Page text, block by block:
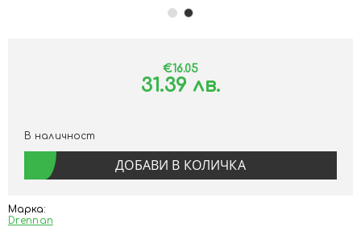
Марка:
Drennan
€16.05
31.39 лв.
В наличност